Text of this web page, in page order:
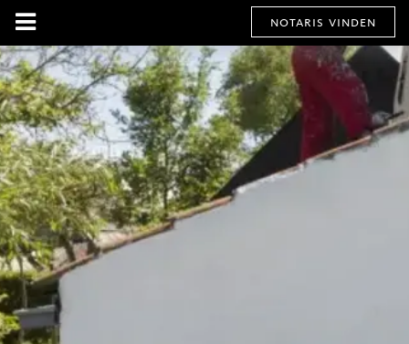
notaris vinden